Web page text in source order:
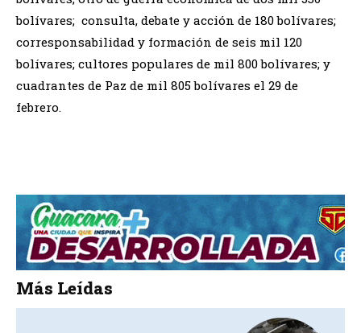
bolívares; consulta, debate y acción de 180 bolívares;
corresponsabilidad y formación de seis mil 120
bolívares; cultores populares de mil 800 bolívares; y
cuadrantes de Paz de mil 805 bolívares el 29 de
febrero.
Más Leídas